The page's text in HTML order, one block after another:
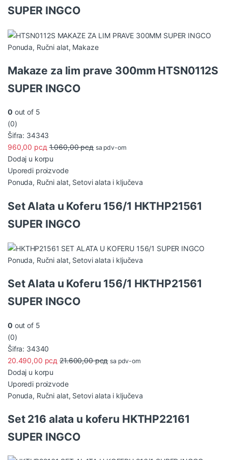
SUPER INGCO
Ponuda, Ručni alat, Makaze
Makaze za lim prave 300mm HTSN0112S
SUPER INGCO
0 out of 5
(0)
Šifra: 34343
960,00 рсд 1.060,00рсд sa pdv-om
Dodaj u korpu
Uporedi proizvode
Ponuda, Ručni alat, Setovi alata i ključeva
Set Alata u Koferu 156/1 HKTHP21561
SUPER INGCO
Ponuda, Ručni alat, Setovi alata i ključeva
Set Alata u Koferu 156/1 HKTHP21561
SUPER INGCO
0 out of 5
(0)
Šifra: 34340
20.490,00 рсд 21.600,00рсд sa pdv-om
Dodaj u korpu
Uporedi proizvode
Ponuda, Ručni alat, Setovi alata i ključeva
Set 216 alata u koferu HKTHP22161
SUPER INGCO